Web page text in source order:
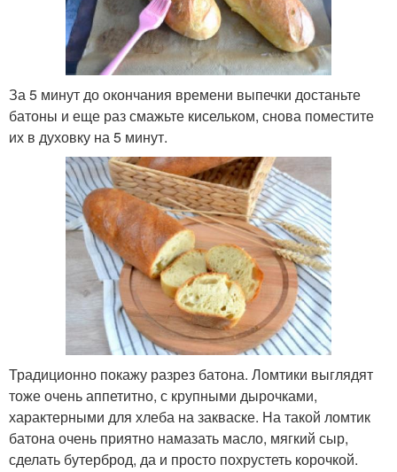
За 5 минут до окончания времени выпечки достаньте
батоны и еще раз смажьте кисельком, снова поместите
их в духовку на 5 минут.
Традиционно покажу разрез батона. Ломтики выглядят
тоже очень аппетитно, с крупными дырочками,
характерными для хлеба на закваске. На такой ломтик
батона очень приятно намазать масло, мягкий сыр,
сделать бутерброд, да и просто похрустеть корочкой.